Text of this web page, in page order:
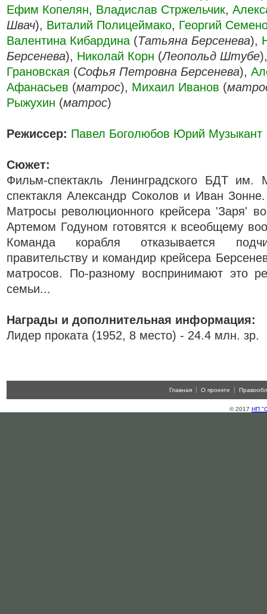
Ефим Копелян, Владислав Стржельчик,
Швач), Виталий Полицеймако, Георгий
Валентина Кибардина (Татьяна Берсенева),
Берсенева), Николай Корн (Леопольд Штубе
Грановская (Софья Петровна Берсенева),
Афанасьев (матрос), Михаил Иванов (
Рыжухин (матрос)
Режиссер: Павел Боголюбов Юрий Музыкант
Сюжет:
Фильм-спектакль Ленинградского БДТ им.
спектакля Александр Соколов и Иван
Матросы революционного крейсера 'Заря'
Артемом Годуном готовятся к всеобщему
Команда корабля отказывается
правительству и командир крейсера
матросов. По-разному воспринимают это
семьи...
Награды и дополнительная информация:
Лидер проката (1952, 8 место) - 24.4 млн. зр.
Главная О проекте
© 2017 НП